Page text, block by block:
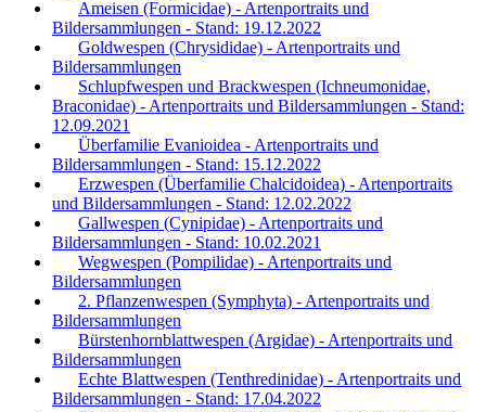
Ameisen (Formicidae) - Artenportraits und
Bildersammlungen - Stand: 19.12.2022
Goldwespen (Chrysididae) - Artenportraits und
Bildersammlungen
Schlupfwespen und Brackwespen (Ichneumonidae,
Braconidae) - Artenportraits und Bildersammlungen - Stand:
12.09.2021
Überfamilie Evanioidea - Artenportraits und
Bildersammlungen - Stand: 15.12.2022
Erzwespen (Überfamilie Chalcidoidea) - Artenportraits
und Bildersammlungen - Stand: 12.02.2022
Gallwespen (Cynipidae) - Artenportraits und
Bildersammlungen - Stand: 10.02.2021
Wegwespen (Pompilidae) - Artenportraits und
Bildersammlungen
2. Pflanzenwespen (Symphyta) - Artenportraits und
Bildersammlungen
Bürstenhornblattwespen (Argidae) - Artenportraits und
Bildersammlungen
Echte Blattwespen (Tenthredinidae) - Artenportraits und
Bildersammlungen - Stand: 17.04.2022